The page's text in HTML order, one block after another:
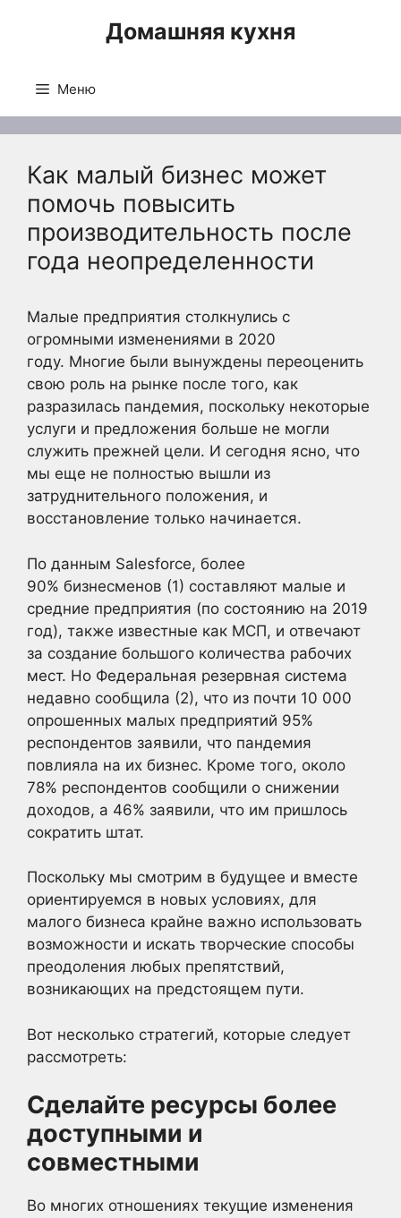
Домашняя кухня
Меню
Как малый бизнес может
помочь повысить
производительность после
года неопределенности
Малые предприятия столкнулись с
огромными изменениями в 2020
году. Многие были вынуждены переоценить
свою роль на рынке после того, как
разразилась пандемия, поскольку некоторые
услуги и предложения больше не могли
служить прежней цели. И сегодня ясно, что
мы еще не полностью вышли из
затруднительного положения, и
восстановление только начинается.
По данным Salesforce, более
90% бизнесменов (1) составляют малые и
средние предприятия (по состоянию на 2019
год), также известные как МСП, и отвечают
за создание большого количества рабочих
мест. Но Федеральная резервная система
недавно сообщила (2), что из почти 10 000
опрошенных малых предприятий 95%
респондентов заявили, что пандемия
повлияла на их бизнес. Кроме того, около
78% респондентов сообщили о снижении
доходов, а 46% заявили, что им пришлось
сократить штат.
Поскольку мы смотрим в будущее и вместе
ориентируемся в новых условиях, для
малого бизнеса крайне важно использовать
возможности и искать творческие способы
преодоления любых препятствий,
возникающих на предстоящем пути.
Вот несколько стратегий, которые следует
рассмотреть:
Сделайте ресурсы более
доступными и
совместными
Во многих отношениях текущие изменения